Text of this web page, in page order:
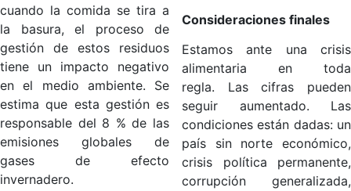
cuando la comida se tira a
la basura, el proceso de
gestión de estos residuos
tiene un impacto negativo
en el medio ambiente. Se
estima que esta gestión es
responsable del 8 % de las
emisiones globales de
gases de efecto
invernadero.
Consideraciones finales
Estamos ante una crisis
alimentaria en toda
regla. Las cifras pueden
seguir aumentado. Las
condiciones están dadas: un
país sin norte económico,
crisis política permanente,
corrupción generalizada,